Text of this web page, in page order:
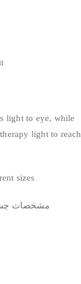
light to eye, while
light to reach
sizes